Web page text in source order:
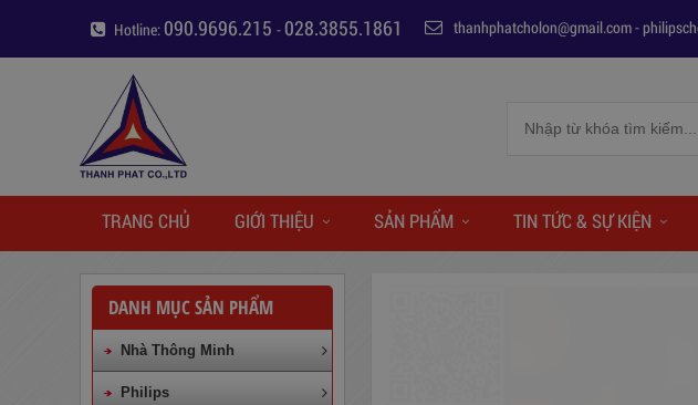
Hotline: 090.9696.215 - 028.3855.1861 thanhphatcholon@gmail.com-
TRANG CHỦ GIỚI THIỆU SẢN PHẨM TIN TỨC & SỰ KIỆN
DANH MỤC SẢN PHẨM
Nhà Thông Minh
Philips